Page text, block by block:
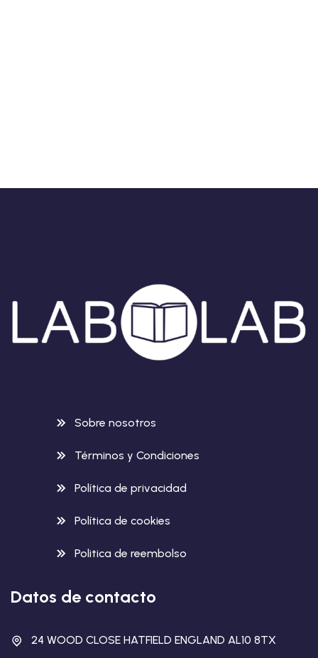
Sobre nosotros
Términos y Condiciones
Política de privacidad
Política de cookies
Politica de reembolso
Datos de contacto
24 WOOD CLOSE HATFIELD ENGLAND AL10 8TX